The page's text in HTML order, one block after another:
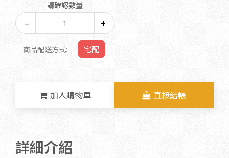
請確認數量
商品配送方式: 宅配
加入購物車 直接結帳
詳細介紹